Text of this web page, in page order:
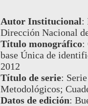
Autor Institucional:
Dirección Nacional
Título monográfico:
base Única de
2012
Título de serie:
Metodológicos;
Datos de edición: